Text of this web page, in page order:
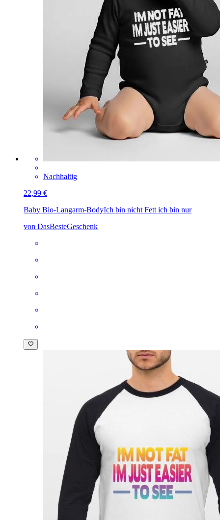
Nachhaltig
22,99 €
Baby Bio-Langarm-BodyIch bin nicht Fett ich bin nur
von DasBesteGeschenk